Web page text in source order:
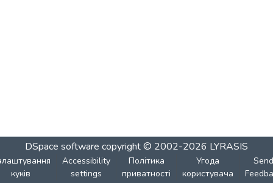
DSpace software copyright © 2002-2026 LYRASIS
куків
Accessibility
settings
Політика
приватності
Угода
користувача
Send